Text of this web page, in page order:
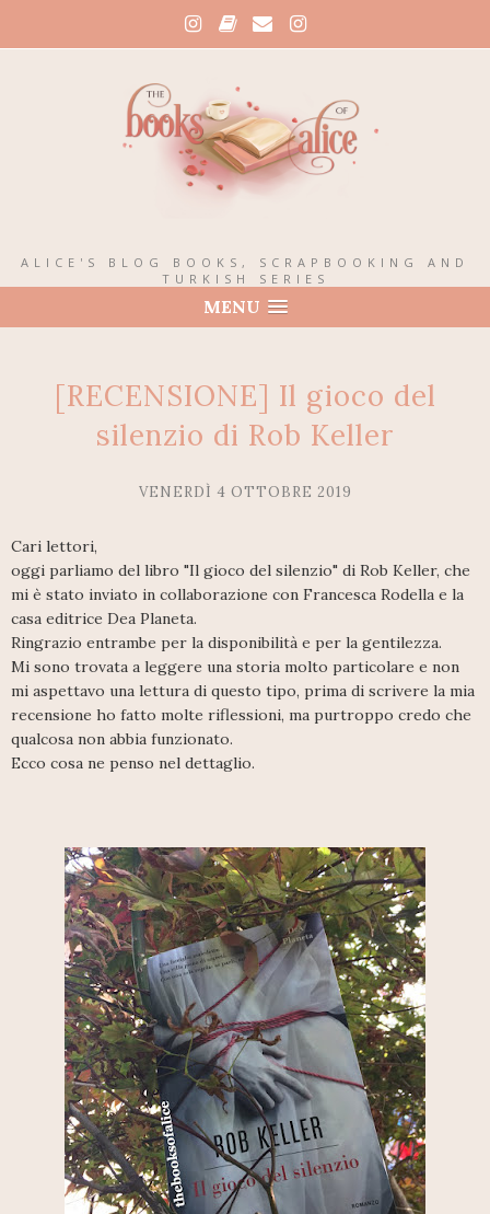
ALICE'S BLOG BOOKS, SCRAPBOOKING AND
TURKISH SERIES
MENU
[RECENSIONE] Il gioco del
silenzio di Rob Keller
VENERDÌ 4 OTTOBRE 2019
Cari lettori,
oggi parliamo del libro "Il gioco del silenzio" di Rob Keller, che
mi è stato inviato in collaborazione con Francesca Rodella e la
casa editrice Dea Planeta.
Ringrazio entrambe per la disponibilità e per la gentilezza.
Mi sono trovata a leggere una storia molto particolare e non
mi aspettavo una lettura di questo tipo, prima di scrivere la mia
recensione ho fatto molte riflessioni, ma purtroppo credo che
qualcosa non abbia funzionato.
Ecco cosa ne penso nel dettaglio.